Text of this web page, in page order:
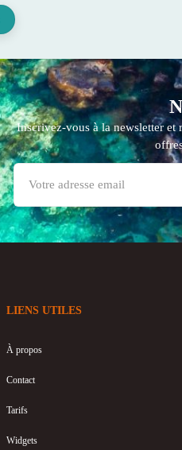
Inscrivez-vous à la newsletter et
LIENS UTILES
À propos
Contact
Tarifs
Widgets